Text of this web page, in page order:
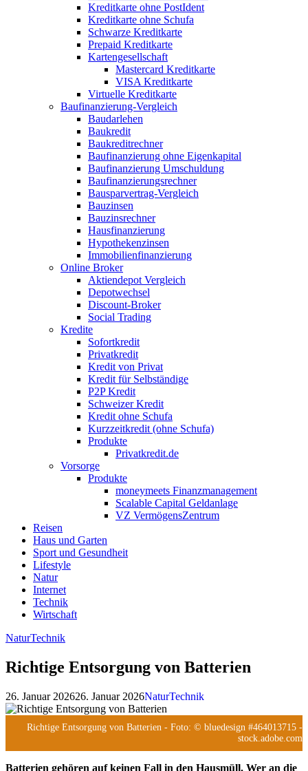
Kreditkarte ohne PostIdent
Kreditkarte ohne Schufa
Schwarze Kreditkarte
Prepaid Kreditkarte
Kartengesellschaft
Mastercard Kreditkarte
VISA Kreditkarte
Virtuelle Kreditkarte
Baufinanzierung-Vergleich
Baudarlehen
Baukredit
Baukreditrechner
Baufinanzierung ohne Eigenkapital
Baufinanzierung Umschuldung
Baufinanzierungsrechner
Bausparvertrag-Vergleich
Bauzinsen
Bauzinsrechner
Hausfinanzierung
Hypothekenzinsen
Immobilienfinanzierung
Online Broker
Aktiendepot Vergleich
Depotwechsel
Discount-Broker
Social Trading
Kredite
Sofortkredit
Privatkredit
Kredit von Privat
Kredit für Selbständige
P2P Kredit
Schweizer Kredit
Kredit ohne Schufa
Kurzzeitkredit (ohne Schufa)
Produkte
Privatkredit.de
Vorsorge
Produkte
moneymeets Finanzmanagement
Scalable Capital Geldanlage
VZ VermögensZentrum
Reisen
Haus und Garten
Sport und Gesundheit
Lifestyle
Natur
Internet
Technik
Wirtschaft
NaturTechnik
Richtige Entsorgung von Batterien
26. Januar 202626. Januar 2026NaturTechnik
Richtige Entsorgung von Batterien - Foto: © bluedesign #464013715 -
stock.adobe.com
Batterien gehören auf keinen Fall in den Hausmüll. Wer an die